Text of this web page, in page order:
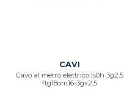
CAVI
Cavo al metro elettrico ls0h 3g2,5
ftg18om16-3gx2,5